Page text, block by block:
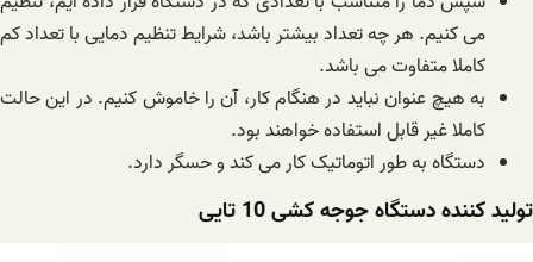
می کنیم. هر چه تعداد بیشتر باشد، شرایط تنظیم دمایی با تعداد کم
کاملا متفاوت می باشد.
به هیچ عنوان نباید در هنگام کار، آن را خاموش کنیم. در این حالت
کاملا غیر قابل استفاده خواهند بود.
دستگاه به طور اتوماتیک کار می کند و حسگر دارد.
تولید کننده دستگاه جوجه کشی 10 تایی